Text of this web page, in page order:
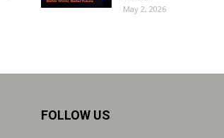
May 2, 2026
FOLLOW US